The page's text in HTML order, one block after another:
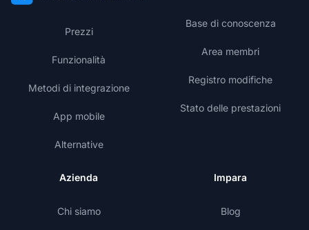
Prezzi
Funzionalità
Metodi di integrazione
App mobile
Alternative
Base di conoscenza
Area membri
Registro modifiche
Stato delle prestazioni
Azienda
Chi siamo
Impara
Blog